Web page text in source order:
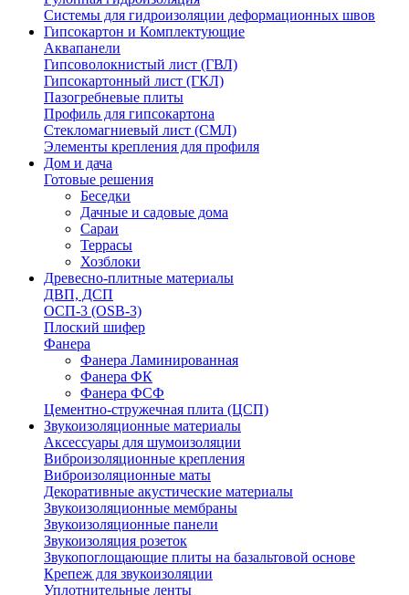
Системы для гидроизоляции деформационных швов
Гипсокартон и Комплектующие
Аквапанели
Гипсоволокнистый лист (ГВЛ)
Гипсокартонный лист (ГКЛ)
Пазогребневые плиты
Профиль для гипсокартона
Стекломагниевый лист (СМЛ)
Элементы крепления для профиля
Дом и дача
Готовые решения
Беседки
Дачные и садовые дома
Сараи
Террасы
Хозблоки
Древесно-плитные материалы
ДВП, ДСП
ОСП-3 (OSB-3)
Плоский шифер
Фанера
Фанера Ламинированная
Фанера ФК
Фанера ФСФ
Цементно-стружечная плита (ЦСП)
Звукоизоляционные материалы
Аксессуары для шумоизоляции
Виброизоляционные крепления
Виброизоляционные маты
Декоративные акустические материалы
Звукоизоляционные мембраны
Звукоизоляционные панели
Звукоизоляция розеток
Звукопоглощающие плиты на базальтовой основе
Крепеж для звукоизоляции
Уплотнительные ленты